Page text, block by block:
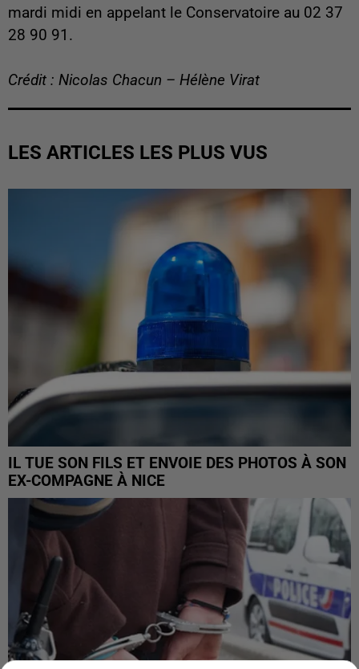
mardi midi en appelant le Conservatoire au 02 37
28 90 91.
Crédit : Nicolas Chacun – Hélène Virat
LES ARTICLES LES PLUS VUS
IL TUE SON FILS ET ENVOIE DES PHOTOS À SON
EX-COMPAGNE À NICE